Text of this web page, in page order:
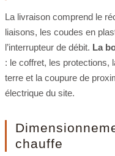
La livraison comprend le
liaisons, les coudes en
l’interrupteur de débit. La
: le coffret, les protections,
terre et la coupure de
électrique du site.
chauffe